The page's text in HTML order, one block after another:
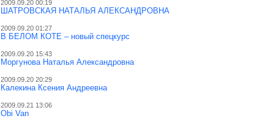
2009.09.20 00:19
ШАТРОВСКАЯ НАТАЛЬЯ АЛЕКСАНДРОВНА
2009.09.20 01:27
В БЕЛОМ КОТЕ – новый спецкурс
2009.09.20 15:43
Моргунова Наталья Александровна
2009.09.20 20:29
Калекина Ксения Андреевна
2009.09.21 13:06
Obi Van